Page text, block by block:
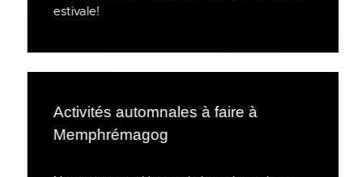
estivale!
Activités automnales à faire à
Memphrémagog